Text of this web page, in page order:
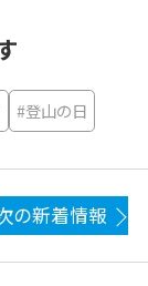
#登山の日
の新着情報